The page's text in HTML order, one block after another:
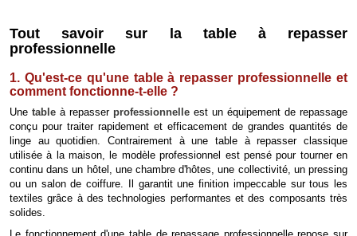
Tout savoir sur la table à repasser
professionnelle
1. Qu'est-ce qu'une table à repasser professionnelle et
comment fonctionne-t-elle ?
Une table à repasser professionnelle est un équipement de repassage
conçu pour traiter rapidement et efficacement de grandes quantités de
linge au quotidien. Contrairement à une table à repasser classique
utilisée à la maison, le modèle professionnel est pensé pour tourner en
continu dans un hôtel, une chambre d'hôtes, une collectivité, un pressing
ou un salon de coiffure. Il garantit une finition impeccable sur tous les
textiles grâce à des technologies performantes et des composants très
solides.